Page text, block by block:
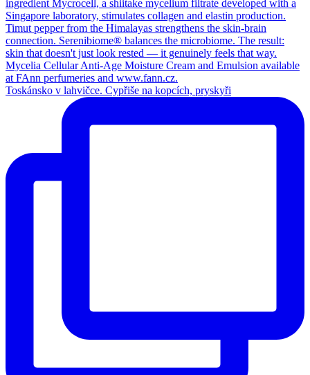
Toskánsko v lahvičce. Cypřiše na kopcích, pryskyři